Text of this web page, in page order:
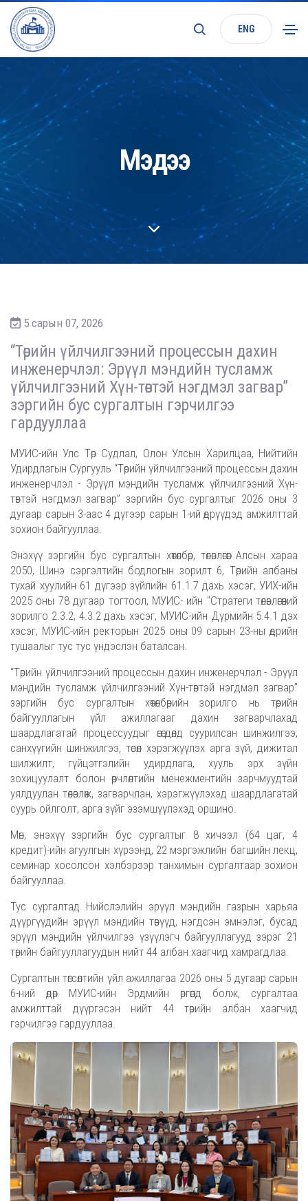
ENG
Мэдээ
5 сарын 07, 2026
“Төрийн үйлчилгээний процессын дахин
инженерчлэл: Эрүүл мэндийн тусламж
үйлчилгээний Хүн-төвтэй нэгдмэл загвар”
зэргийн бус сургалтын гэрчилгээ
гардууллаа
МУИС-ийн Улс Төр Судлал, Олон Улсын Харилцаа, Нийтийн
Удирдлагын Сургууль “Төрийн үйлчилгээний процессын дахин
инженерчлэл - Эрүүл мэндийн тусламж үйлчилгээний Хүн-
төвтэй нэгдмэл загвар” зэргийн бус сургалтыг 2026 оны 3
дугаар сарын 3-аас 4 дүгээр сарын 1-ий өдрүүдэд амжилттай
зохион байгууллаа.
Энэхүү зэргийн бус сургалтын хөтөлбөр, төлөвлөгөөг Алсын хараа
2050, Шинэ сэргэлтийн бодлогын зорилт 6, Төрийн албаны
тухай хуулийн 61 дүгээр зүйлийн 61.1.7 дахь хэсэг, УИХ-ийн
2025 оны 78 дугаар тогтоол, МУИС- ийн "Стратеги төлөвлөгөөний
зорилго 2.3.2, 4.3.2 дахь хэсэг, МУИС-ийн Дүрмийн 5.4.1 дэх
хэсэг, МУИС-ийн ректорын 2025 оны 09 сарын 23-ны өдрийн
тушаалыг тус тус үндэслэн баталсан.
“Төрийн үйлчилгээний процессын дахин инженерчлэл - Эрүүл
мэндийн тусламж үйлчилгээний Хүн-төвтэй нэгдмэл загвар”
зэргийн бус сургалтын хөтөлбөрийн зорилго нь төрийн
байгууллагын үйл ажиллагааг дахин загварчлахад
шаардлагатай процессуудыг өгөгдөлд суурилсан шинжилгээ,
санхүүгийн шинжилгээ, төсөл хэрэгжүүлэх арга зүй, дижитал
шилжилт, гүйцэтгэлийн удирдлага, хууль эрх зүйн
зохицуулалт болон өөрчлөлтийн менежментийн зарчмуудтай
уялдуулан төлөвлөж, загварчлан, хэрэгжүүлэхэд шаардлагатай
суурь ойлголт, арга зүйг эзэмшүүлэхэд оршино.
Мөн, энэхүү зэргийн бус сургалтыг 8 хичээл (64 цаг, 4
кредит)-ийн агуулгын хүрээнд, 22 мэргэжлийн багшийн лекц,
семинар хосолсон хэлбэрээр танхимын сургалтаар зохион
байгууллаа.
Тус сургалтад Нийслэлийн эрүүл мэндийн газрын харьяа
дүүргүүдийн эрүүл мэндийн төвүүд, нэгдсэн эмнэлэг, бусад
эрүүл мэндийн үйлчилгээ үзүүлэгч байгууллагууд зэрэг 21
төрийн байгууллагуудын нийт 44 албан хаагчид хамрагдлаа.
Сургалтын төгсөлтийн үйл ажиллагаа 2026 оны 5 дугаар сарын
6-ний өдөр МУИС-ийн Эрдмийн өргөөнд болж, сургалтаа
амжилттай дүүргэсэн нийт 44 төрийн албан хаагчид
гэрчилгээ гардууллаа.